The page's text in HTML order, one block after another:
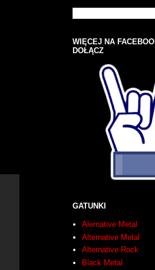
WIĘCEJ NA
DOŁĄCZ
GATUNKI
Alernative Metal
Alternative Metal
Alternative Rock
Black Metal